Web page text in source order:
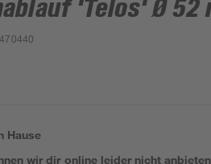
'Telos' Ø 52
Hause
wir dir online leider nicht